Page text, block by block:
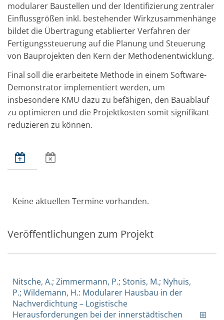
modularer Baustellen und der Identifizierung zentraler
Einflussgrößen inkl. bestehender Wirkzusammenhänge
bildet die Übertragung etablierter Verfahren der
Fertigungssteuerung auf die Planung und Steuerung
von Bauprojekten den Kern der Methodenentwicklung.
Final soll die erarbeitete Methode in einem Software-
Demonstrator implementiert werden, um
insbesondere KMU dazu zu befähigen, den Bauablauf
zu optimieren und die Projektkosten somit signifikant
reduzieren zu können.
Keine aktuellen Termine vorhanden.
Veröffentlichungen zum Projekt
Nitsche, A.; Zimmermann, P.; Stonis, M.; Nyhuis,
P.; Wildemann, H.: Modularer Hausbau in der
Nachverdichtung – Logistische
Herausforderungen bei der innerstädtischen